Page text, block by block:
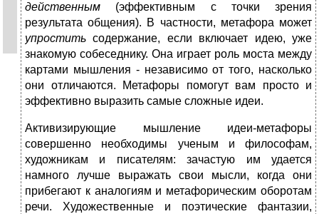
действенным (эффективным с точки зрения
результата общения). В частности, метафора может
упростить содержание, если включает идею, уже
знакомую собеседнику. Она играет роль моста между
картами мышления - независимо от того, насколько
они отличаются. Метафоры помогут вам просто и
эффективно выразить самые сложные идеи.
Активизирующие мышление идеи-метафоры
совершенно необходимы ученым и философам,
художникам и писателям: зачастую им удается
намного лучше выражать свои мысли, когда они
прибегают к аналогиям и метафорическим оборотам
речи. Художественные и поэтические фантазии,